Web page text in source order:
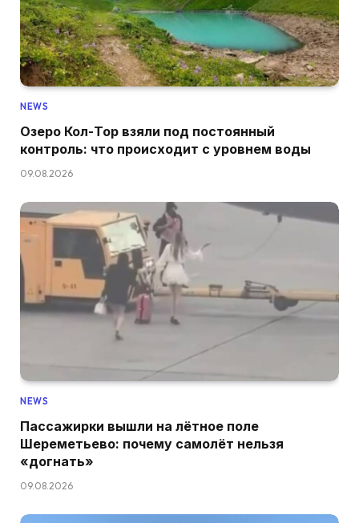
NEWS
Озеро Кол-Тор взяли под постоянный
контроль: что происходит с уровнем воды
09.08.2026
NEWS
Пассажирки вышли на лётное поле
Шереметьево: почему самолёт нельзя
«догнать»
09.08.2026